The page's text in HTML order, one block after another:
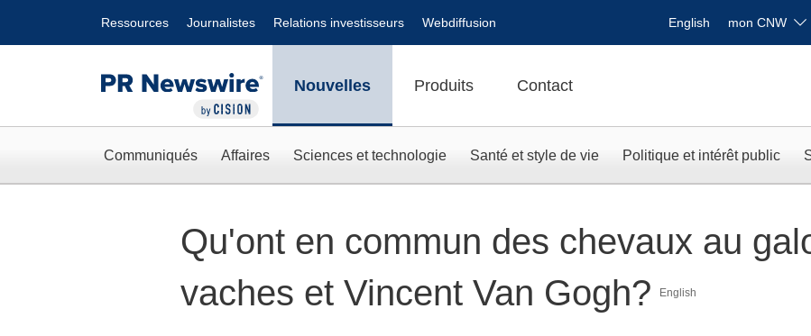
Ressources
Journalistes Relations investisseurs Webdiffusion English mon CNW
Nouvelles Produits Contact
Communiqués Affaires Sciences et technologie Santé et style de vie Politique et intérêt public
Qu'ont en commun des chevaux au
vaches et Vincent Van Gogh?
English